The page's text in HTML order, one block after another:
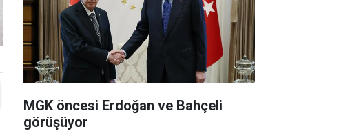
MGK öncesi Erdoğan ve Bahçeli
görüşüyor